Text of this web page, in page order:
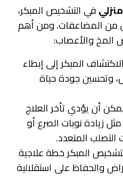
في التشخيص المبكر،
من المضاعفات. ومن أهم
المخ والأعصاب:
المبكر إلى إبطاء
وتحسين جودة حياة
أن يؤدي تأخر العلاج
زيادة نوبات الصرع أو
المتعدد.
المبكر خطة علاجية
والحفاظ على استقلالية